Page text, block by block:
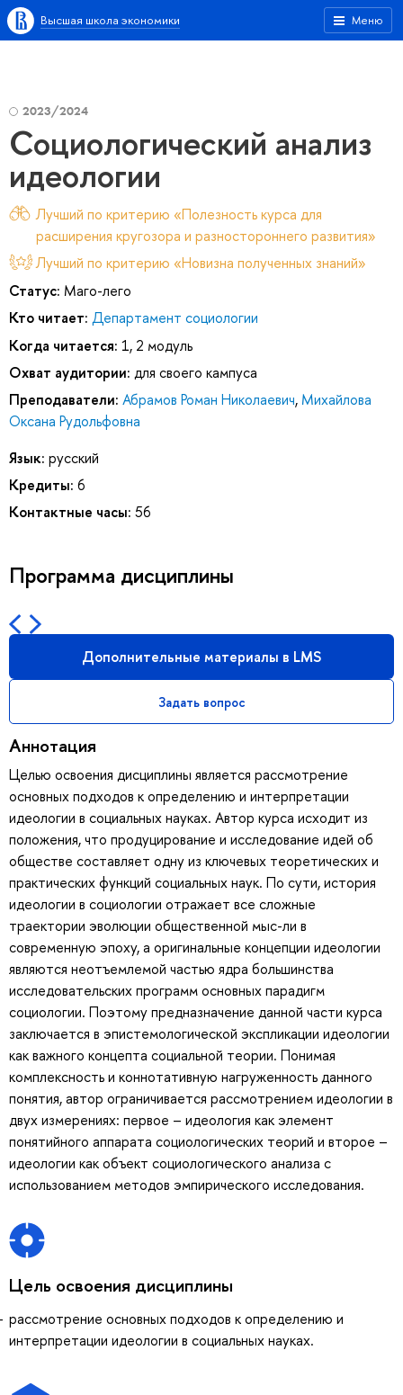
Меню
Высшая школа экономики
2023/2024
Социологический анализ
идеологии
Лучший по критерию «Полезность курса для
расширения кругозора и разностороннего развития»
Лучший по критерию «Новизна полученных знаний»
Статус: Маго-лего
Кто читает: Департамент социологии
Когда читается: 1, 2 модуль
Охват аудитории: для своего кампуса
Преподаватели: Абрамов Роман Николаевич, Михайлова
Оксана Рудольфовна
Язык: русский
Кредиты: 6
Контактные часы: 56
Программа дисциплины
Дополнительные материалы в LMS
Задать вопрос
Аннотация
Целью освоения дисциплины является рассмотрение
основных подходов к определению и интерпретации
идеологии в социальных науках. Автор курса исходит из
положения, что продуцирование и исследование идей об
обществе составляет одну из ключевых теоретических и
практических функций социальных наук. По сути, история
идеологии в социологии отражает все сложные
траектории эволюции общественной мыс-ли в
современную эпоху, а оригинальные концепции идеологии
являются неотъемлемой частью ядра большинства
исследовательских программ основных парадигм
социологии. Поэтому предназначение данной части курса
заключается в эпистемологической экспликации идеологии
как важного концепта социальной теории. Понимая
комплексность и коннотативную нагруженность данного
понятия, автор ограничивается рассмотрением идеологии в
двух измерениях: первое – идеология как элемент
понятийного аппарата социологических теорий и второе –
идеологии как объект социологического анализа с
использованием методов эмпирического исследования.
Цель освоения дисциплины
рассмотрение основных подходов к определению и
интерпретации идеологии в социальных науках.